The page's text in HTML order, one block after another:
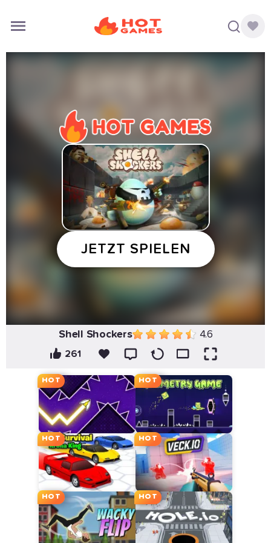
Shell Shockers 4.6
261
HOT HOT
HOT HOT
HOT HOT